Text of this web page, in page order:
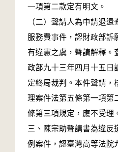
一項第二款定有明文。
（二）聲請人為申請退
服務費事件，認財政部訴
有違憲之虞，聲請解釋。
政部九十三年四月十五日
定終局裁判。本件聲請，
理案件法第五條第一項第
條第三項規定，應不受理
三、陳宗助聲請書為違反
例案件，認臺灣高等法院